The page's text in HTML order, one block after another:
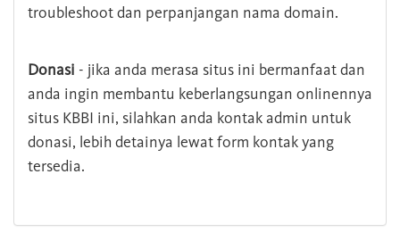
troubleshoot dan perpanjangan nama domain.
Donasi - jika anda merasa situs ini bermanfaat dan
anda ingin membantu keberlangsungan onlinennya
situs KBBI ini, silahkan anda kontak admin untuk
donasi, lebih detainya lewat form kontak yang
tersedia.